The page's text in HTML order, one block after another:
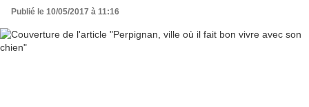
Publié le 10/05/2017 à 11:16